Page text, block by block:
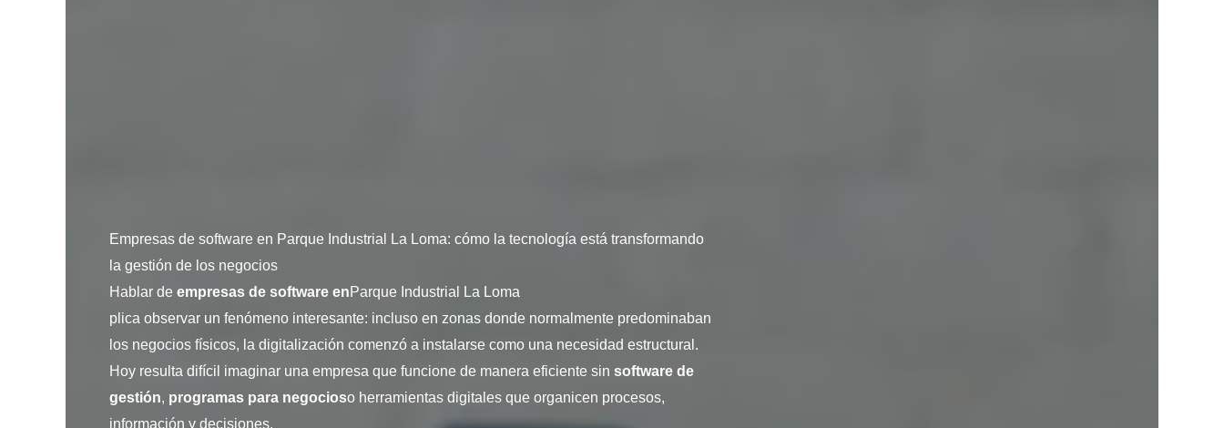
Empresas de software en Parque Industrial La Loma: cómo la tecnología está transformando
la gestión de los negocios
Hablar de empresas de software enParque Industrial La Loma
plica observar un fenómeno interesante: incluso en zonas donde normalmente predominaban
los negocios físicos, la digitalización comenzó a instalarse como una necesidad estructural.
Hoy resulta difícil imaginar una empresa que funcione de manera eficiente sin software de
gestión, programas para negocioso herramientas digitales que organicen procesos,
información y decisiones.